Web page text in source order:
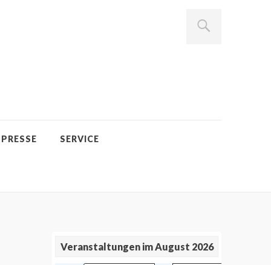
PRESSE SERVICE
Veranstaltungen im August 2026